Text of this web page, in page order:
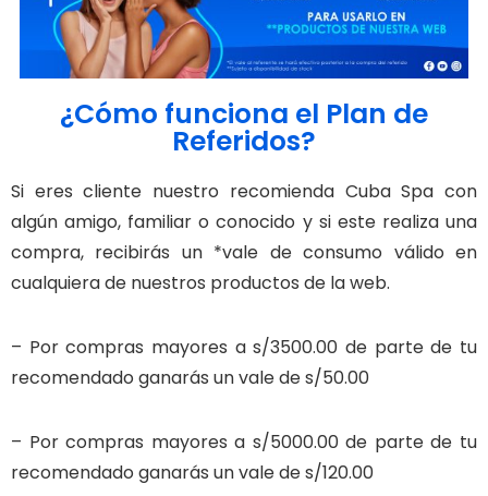
¿Cómo funciona el Plan de
Referidos?
Si eres cliente nuestro recomienda Cuba Spa con
algún amigo, familiar o conocido y si este realiza una
compra, recibirás un *vale de consumo válido en
cualquiera de nuestros productos de la web.
– Por compras mayores a s/3500.00 de parte de tu
recomendado ganarás un vale de s/50.00
– Por compras mayores a s/5000.00 de parte de tu
recomendado ganarás un vale de s/120.00